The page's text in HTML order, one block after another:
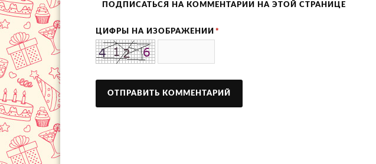
ПОДПИСАТЬСЯ НА КОММЕНТАРИИ НА ЭТОЙ СТРАНИЦЕ
ЦИФРЫ НА ИЗОБРАЖЕНИИ *